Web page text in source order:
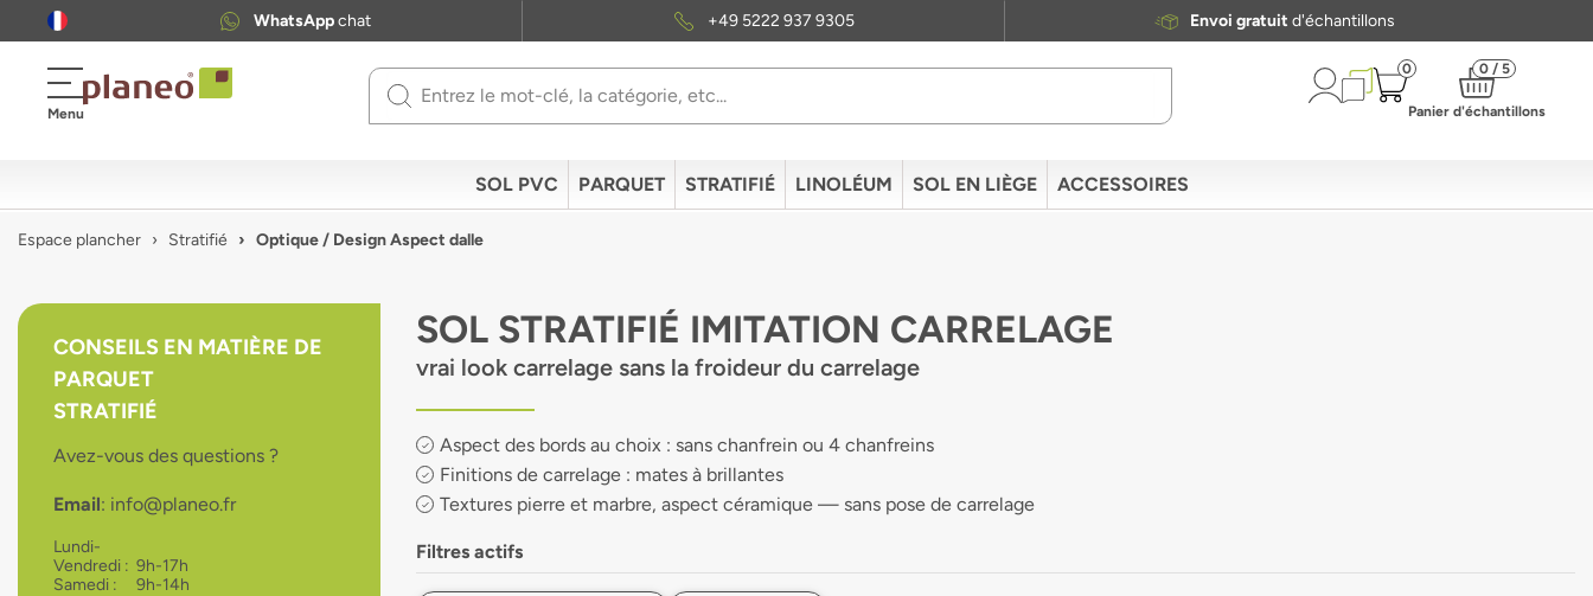
WhatsAppchat +49 5222 937 9305 Envoi gratuitd'échantillons
Menu
Use
arrows
to
Press
selected
search
result.
devices
0 0 / 5
Panier d'échantillons
SOL PVC PARQUET STRATIFIÉ LINOLÉUM SOL EN LIÈGE ACCESSOIRES
Espace plancher Stratifié Optique / Design Aspect dalle
CONSEILS EN MATIÈRE DE
PARQUET
STRATIFIÉ
Avez-vous des questions ?
Email: info@planeo.fr
Lundi-
Vendredi : 9h-17h
Samedi :
9h-14h
SOL STRATIFIÉ IMITATION CARRELAGE
vrai look carrelage sans la froideur du carrelage
Aspect des bords au choix : sans chanfrein ou 4 chanfreins
Finitions de carrelage : mates à brillantes
Textures pierre et marbre, aspect céramique — sans pose de carrelage
Filtres actifs